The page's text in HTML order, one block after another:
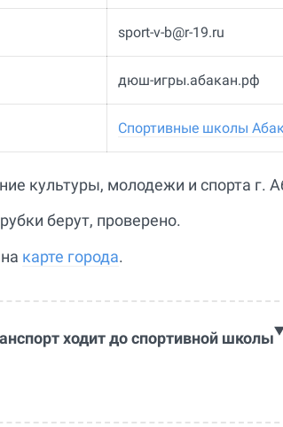
sport-v-b@r-19.ru
дюш-игры.абакан.рф
Спортивные школы
культуры, молодежи и спорта г.
берут, проверено.
карте города.
ходит до спортивной школы